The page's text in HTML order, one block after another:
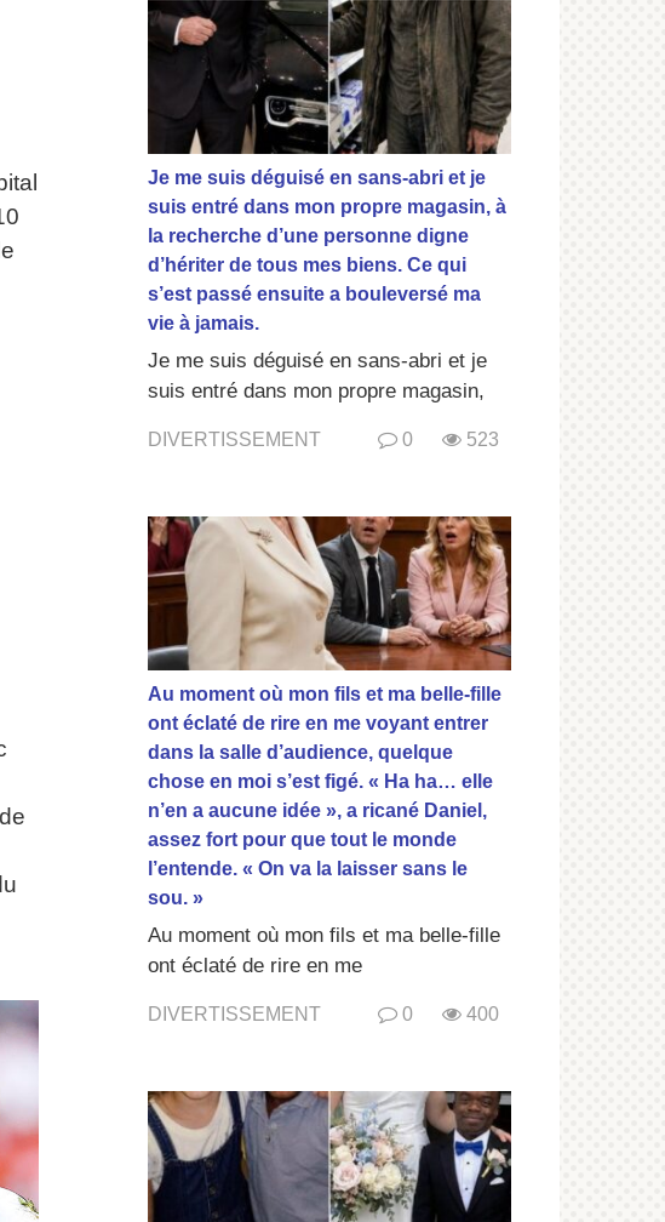
Je me suis déguisé en sans-abri et je
suis entré dans mon propre magasin, à
la recherche d’une personne digne
d’hériter de tous mes biens. Ce qui
s’est passé ensuite a bouleversé ma
vie à jamais.
Je me suis déguisé en sans-abri et je
suis entré dans mon propre magasin,
DIVERTISSEMENT 0 523
Au moment où mon fils et ma belle-fille
ont éclaté de rire en me voyant entrer
dans la salle d’audience, quelque
chose en moi s’est figé. « Ha ha… elle
n’en a aucune idée », a ricané Daniel,
assez fort pour que tout le monde
l’entende. « On va la laisser sans le
sou. »
Au moment où mon fils et ma belle-fille
ont éclaté de rire en me
DIVERTISSEMENT 0 400